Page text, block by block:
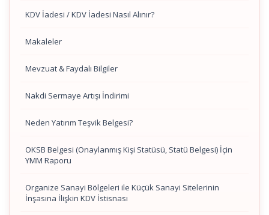
KDV İadesi / KDV İadesi Nasıl Alınır?
Makaleler
Mevzuat & Faydalı Bilgiler
Nakdi Sermaye Artışı İndirimi
Neden Yatırım Teşvik Belgesi?
OKSB Belgesi (Onaylanmış Kişi Statüsü, Statü Belgesi) İçin
YMM Raporu
Organize Sanayi Bölgeleri ile Küçük Sanayi Sitelerinin
İnşasına İlişkin KDV İstisnası